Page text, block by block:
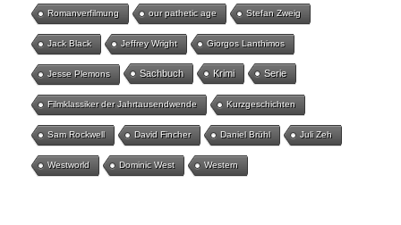
Romanverfilmung our pathetic age Stefan Zweig
Jack Black Jeffrey Wright Giorgos Lanthimos
Jesse Plemons Sachbuch Krimi Serie
Filmklassiker der Jahrtausendwende Kurzgeschichten
Sam Rockwell David Fincher Daniel Brühl Juli Zeh
Westworld Dominic West Western